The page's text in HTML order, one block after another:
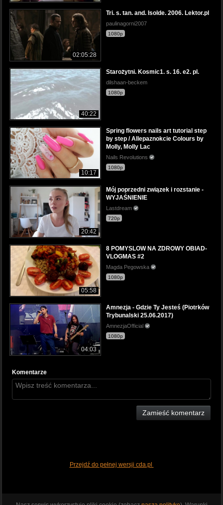
02:05:28
Tri. s. tan. and. Isolde. 2006. Lektor.pl
paulinagorni2007
1080p
40:22
Starożytni. Kosmic1. s. 16. e2. pl.
dilshaan-beckem
1080p
10:17
Spring flowers nails art tutorial step
by step / Allepaznokcie Colours by
Molly, Molly Lac
Nails Revolutions
1080p
20:42
Mój poprzedni związek i rozstanie -
WYJAŚNIENIE
Lastdream
720p
05:58
8 POMYSLOW NA ZDROWY OBIAD-
VLOGMAS #2
Magda Pegowska
1080p
04:03
Amnezja - Gdzie Ty Jesteś (Piotrków
Trybunalski 25.06.2017)
AmnezjaOfficial
1080p
Komentarze
Zamieść komentarz
Przejdź do pełnej wersji cda.pl